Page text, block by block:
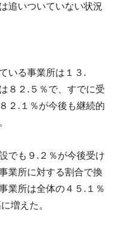
追いついていない状況
いる事業所は１３.
８２.５％で、すでに受
２.１％が今後も継続的
でも９.２％が今後受け
業所に対する割合で換
業所は全体の４５.１％
増えた。